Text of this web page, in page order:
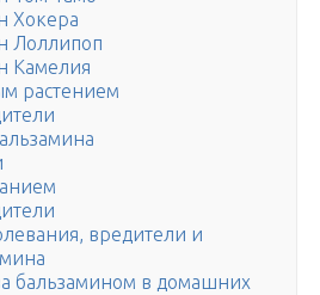
Хокера
Лоллипоп
Камелия
растением
вредители и
бальзамином в домашних